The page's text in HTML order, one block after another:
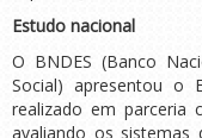
Estudo nacional
O BNDES (Banco
Social) apresentou o
realizado em parceria
avaliando os sistemas